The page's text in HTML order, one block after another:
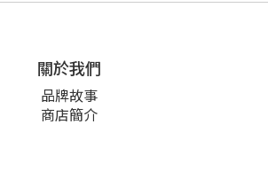
關於我們
品牌故事
商店簡介